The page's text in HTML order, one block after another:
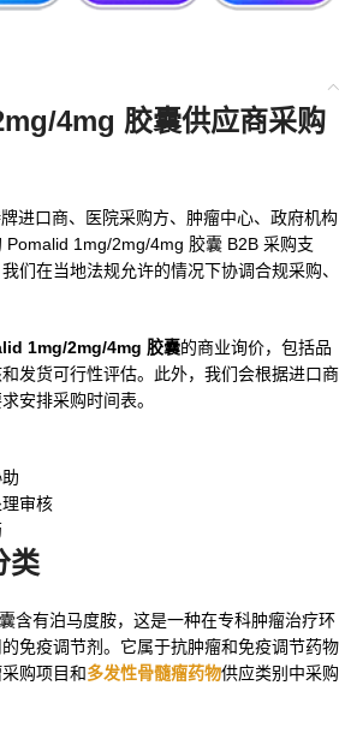
4mg 胶囊供应商采购
进口商、医院采购方、肿瘤中心、政府机构
Pomalid 1mg/2mg/4mg 胶囊 B2B 采购支
们在当地法规允许的情况下协调合规采购、
1mg/2mg/4mg 胶囊的商业询价，包括品
发货可行性评估。此外，我们会根据进口商
安排采购时间表。
审核
类
含有泊马度胺，这是一种在专科肿瘤治疗环
免疫调节剂。它属于抗肿瘤和免疫调节药物
购项目和多发性骨髓瘤药物供应类别中采购